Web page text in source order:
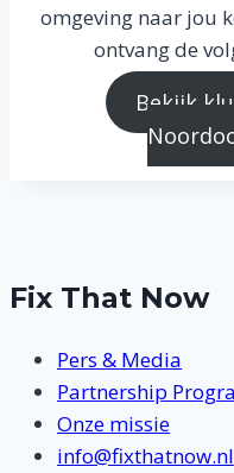
omgeving naar jou
ontvang de
Bekijk
Fix That Now
Pers & Media
Partnership
Onze missie
info@fixthatnow.nl